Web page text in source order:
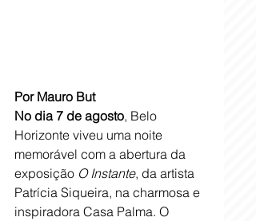
Por Mauro But
No dia 7 de agosto, Belo
Horizonte viveu uma noite
memorável com a abertura da
exposição O Instante, da artista
Patrícia Siqueira, na charmosa e
inspiradora Casa Palma. O